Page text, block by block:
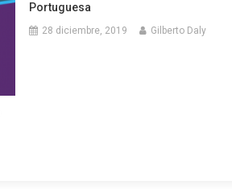
Portuguesa
28 diciembre, 2019 Gilberto Daly